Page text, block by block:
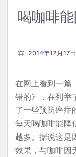
喝咖啡
2014年12月17日
在网上看到一篇
错的》，在列举
了一些预防癌症
每天喝咖啡能降
越多。据说这是
效果，与咖啡因